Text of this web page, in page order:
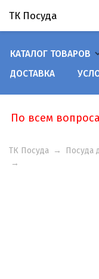
ТК Посуда
КАТАЛОГ ТОВАРОВ
ДОСТАВКА
По всем
ТК Посуда → Посуда
→